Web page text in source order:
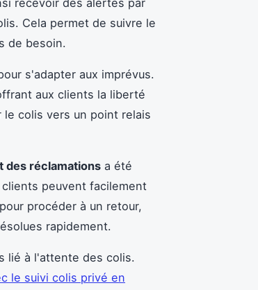
Cela permet de suivre le
de besoin.
s'adapter aux imprévus.
aux clients la liberté
colis vers un point relais
des réclamations a été
peuvent facilement
procéder à un retour,
rapidement.
lié à l'attente des colis.
le suivi colis privé en